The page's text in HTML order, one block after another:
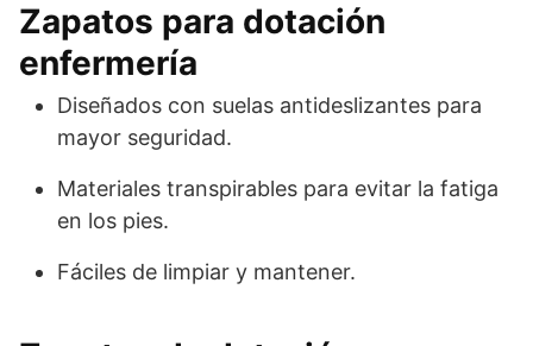
Zapatos para dotación
enfermería
Diseñados con suelas antideslizantes para
mayor seguridad.
Materiales transpirables para evitar la fatiga
en los pies.
Fáciles de limpiar y mantener.